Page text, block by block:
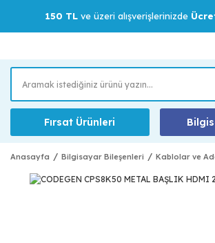
150 TLve üzeri alışverişlerinizde
Fırsat Ürünleri
Anasayfa Bilgisayar Bileşenleri Kablolar ve